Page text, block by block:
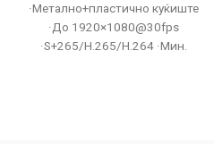
·Метално+пластично куќиште
·До 1920×1080@30fps
·S+265/H.265/H.264 ·Мин.